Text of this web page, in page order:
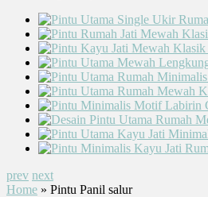
prev next
Home » Pintu Panil salur